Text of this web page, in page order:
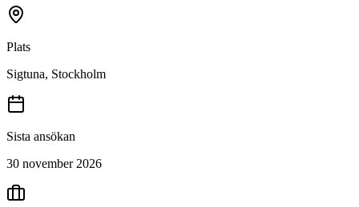
Plats
Sigtuna, Stockholm
Sista ansökan
30 november 2026